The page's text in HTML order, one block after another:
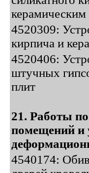
4520309:
кирпича и
4520406:
штучных
плит
21. Работы
помещений и
4540174: